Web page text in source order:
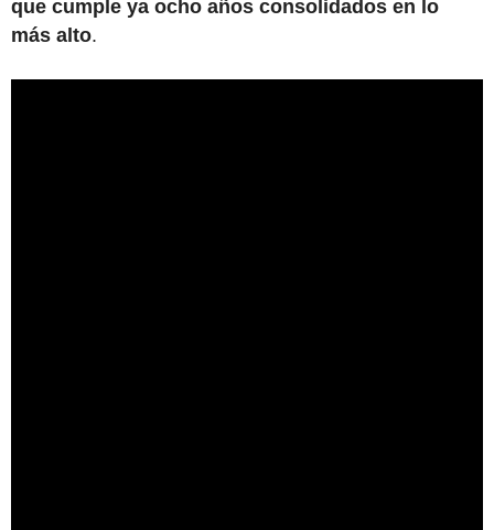
que cumple ya ocho años consolidados en lo
más alto.